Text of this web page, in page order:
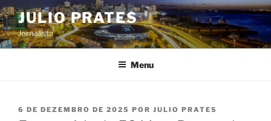
Pular
para
o
conteúdo
JULIO PRATES
Jornalista
Menu
PUBLICADO
6 DE DEZEMBRO DE 2025 POR JULIO PRATES